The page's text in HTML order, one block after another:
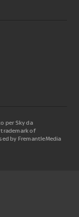
per Sky da
trademark of
by FremantleMedia